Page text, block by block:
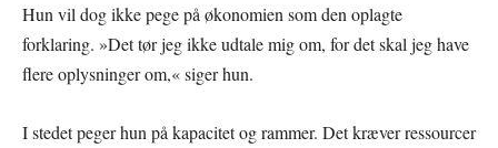
Hun vil dog ikke pege på økonomien som den oplagte
forklaring. »Det tør jeg ikke udtale mig om, for det skal jeg have
flere oplysninger om,« siger hun.
I stedet peger hun på kapacitet og rammer. Det kræver ressourcer